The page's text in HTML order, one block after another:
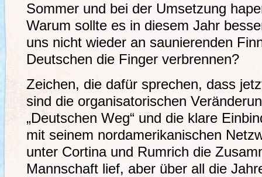
Sommer und bei der Umsetzung
Warum sollte es in diesem Jahr
uns nicht wieder an saunierenden
Deutschen die Finger verbrennen?
Zeichen, die dafür sprechen, dass
sind die organisatorischen
„Deutschen Weg“ und die klare
mit seinem nordamerikanischen
unter Cortina und Rumrich die
Mannschaft lief, aber über all die